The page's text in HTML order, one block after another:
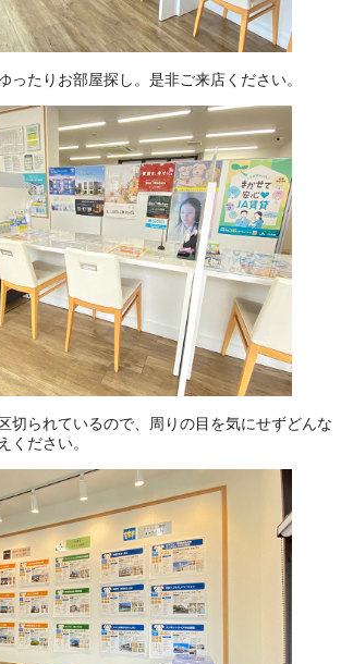
ったりお部屋探し。是非ご来店ください。
切られているので、周りの目を気にせずどんな
ください。